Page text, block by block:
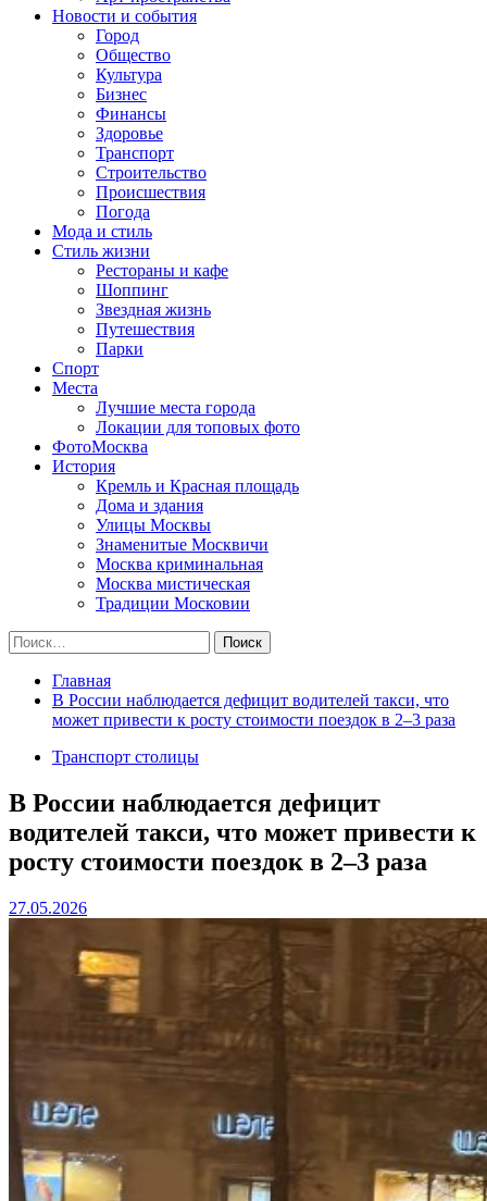
Новости и события
Город
Общество
Культура
Бизнес
Финансы
Здоровье
Транспорт
Строительство
Происшествия
Погода
Мода и стиль
Стиль жизни
Рестораны и кафе
Шоппинг
Звездная жизнь
Путешествия
Парки
Спорт
Места
Лучшие места города
Локации для топовых фото
ФотоМосква
История
Кремль и Красная площадь
Дома и здания
Улицы Москвы
Знаменитые Москвичи
Москва криминальная
Москва мистическая
Традиции Московии
Найти:
Главная
В России наблюдается дефицит водителей такси, что
может привести к росту стоимости поездок в 2–3 раза
Транспорт столицы
В России наблюдается дефицит
водителей такси, что может привести к
росту стоимости поездок в 2–3 раза
27.05.2026